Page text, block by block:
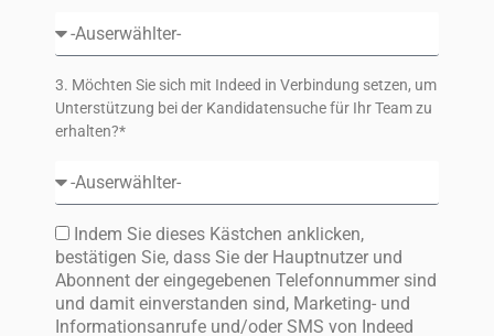
3. Möchten Sie sich mit Indeed in Verbindung setzen, um
Unterstützung bei der Kandidatensuche für Ihr Team zu
erhalten?*
Indem Sie dieses Kästchen anklicken,
bestätigen Sie, dass Sie der Hauptnutzer und
Abonnent der eingegebenen Telefonnummer sind
und damit einverstanden sind, Marketing- und
Informationsanrufe und/oder SMS von Indeed